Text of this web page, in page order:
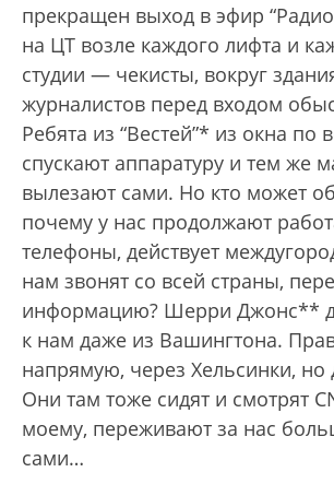
прекращен выход в эфир “Радио
на ЦТ возле каждого лифта и
студии — чекисты, вокруг
журналистов перед входом
Ребята из “Вестей”* из окна по
спускают аппаратуру и тем же
вылезают сами. Но кто может
почему у нас продолжают
телефоны, действует
нам звонят со всей страны,
информацию? Шерри Джонс**
к нам даже из Вашингтона.
напрямую, через Хельсинки, но
Они там тоже сидят и смотрят
моему, переживают за нас
сами…